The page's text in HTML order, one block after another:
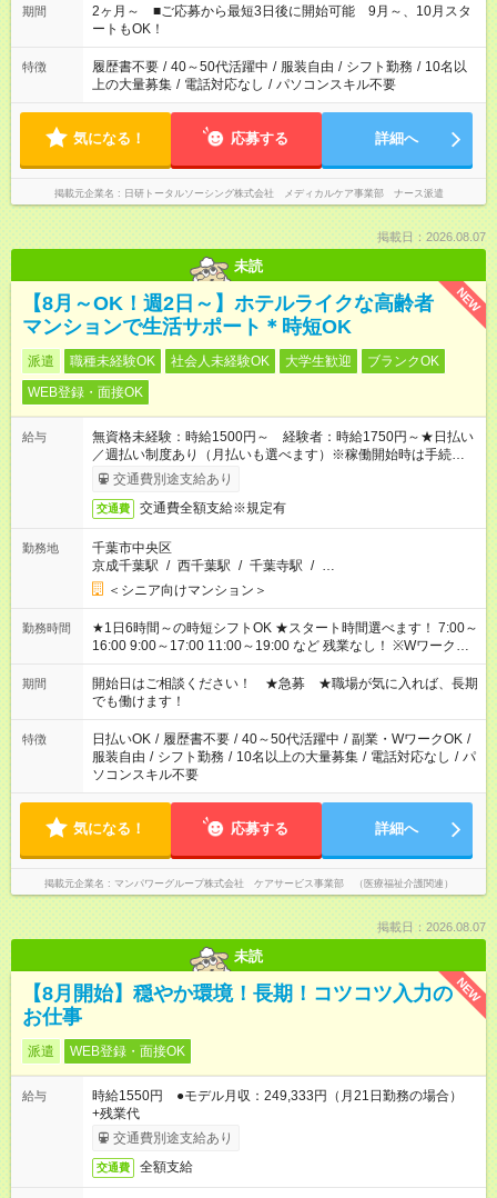
たい」 「できれば残業はしたくない」 など、ご希望があれば教
えてくださいね。 ※Wワーク希望の方へ 今ご覧のお仕事で希望
する勤務時間と、もう1つのお仕事の勤務時間。 合計で週40時
間を超える場合は応募できません
期間
2ヶ月～ ■ご応募から最短3日後に開始可能 9月～、10月スタ
ートもOK！
特徴 履歴書不要 / 40～50代活躍中 / 服装自由 / シフト勤務 / 10名以
上の大量募集 / 電話対応なし / パソコンスキル不要
気になる！ 応募する 詳細へ
掲載元企業名 日研トータルソーシング株式会社 メディカルケア事業部 ナース派遣
掲載日：2026.08.07
未読
NEW
【8月～OK！週2日～】ホテルライクな高齢者
マンションで生活サポート＊時短OK
派遣 職種未経験OK 社会人未経験OK 大学生歓迎
ブランクOK
WEB登録・面接OK
給与
無資格未経験：時給1500円～ 経験者：時給1750円～★日払い
／週払い制度あり（月払いも選べます）※稼働開始時は手続き完
了次第のお支払いとなります。
交通費別途支給あり
交通費 交通費全額支給※規定有
勤務地
千葉市中央区
京成千葉駅 / 西千葉駅 / 千葉寺駅 / …
＜シニア向けマンション＞
勤務時間
★1日6時間～の時短シフトOK ★スタート時間選べます！ 7:00～
16:00 9:00～17:00 11:00～19:00 など 残業なし！ ※Wワークの
場合、他のお仕事と合わせ週40時間超の就業はご案内できませ
ん ※法令に基づき、週20時間以上勤務は社会保険への加入対象
となります ※労働者派遣法（日雇い派遣の原則禁止）により、
短時間・短期間の就業はご案内が難しい場合があります
期間
開始日はご相談ください！ ★急募 ★職場が気に入れば、長期
でも働けます！
特徴 日払いOK / 履歴書不要 / 40～50代活躍中 / 副業・WワークOK /
服装自由 / シフト勤務 / 10名以上の大量募集 / 電話対応なし / パ
ソコンスキル不要
気になる！ 応募する 詳細へ
掲載元企業名 マンパワーグループ株式会社 ケアサービス事業部 （医療福祉介護関連）
掲載日：2026.08.07
未読
NEW
【8月開始】穏やか環境！長期！コツコツ入力の
お仕事
派遣 WEB登録・面接OK
給与
時給1550円 ●モデル月収：249,333円（月21日勤務の場合）
+残業代
交通費別途支給あり
交通費 全額支給